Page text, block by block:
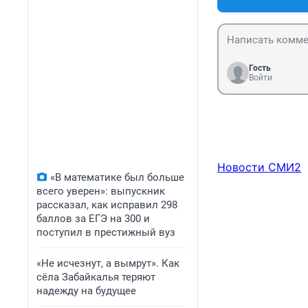
«В математике был больше
всего уверен»: выпускник
рассказал, как исправил 298
баллов за ЕГЭ на 300 и
поступил в престижный вуз
«Не исчезнут, а вымрут». Как
сёла Забайкалья теряют
надежду на будущее
Гость
Войти
Новости СМИ2